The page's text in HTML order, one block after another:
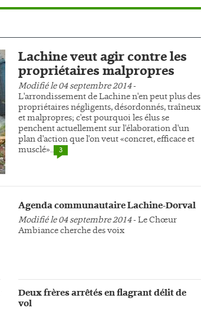
Lachine veut agir contre les
propriétaires malpropres
Modifié le 04 septembre 2014-
L'arrondissement de Lachine n'en peut plus des
propriétaires négligents, désordonnés, traîneux
et malpropres; c'est pourquoi les élus se
penchent actuellement sur l'élaboration d'un
plan d'action que l'on veut «concret, efficace et
musclé».. 3
Agenda communautaire Lachine-Dorval
Modifié le 04 septembre 2014- Le Chœur
Ambiance cherche des voix
Deux frères arrêtés en flagrant délit de
vol